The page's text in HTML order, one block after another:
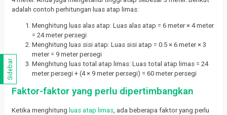
adalah contoh perhitungan luas atap limas:
Menghitung luas alas atap: Luas alas atap = 6 meter × 4 meter
= 24 meter persegi
Menghitung luas sisi atap: Luas sisi atap = 0.5 × 6 meter × 3
meter = 9 meter persegi
Menghitung luas total atap limas: Luas total atap limas = 24
meter persegi + (4 × 9 meter persegi) = 60 meter persegi
Faktor-faktor yang perlu dipertimbangkan
Ketika menghitung luas atap limas , ada beberapa faktor yang perlu
Sidebar